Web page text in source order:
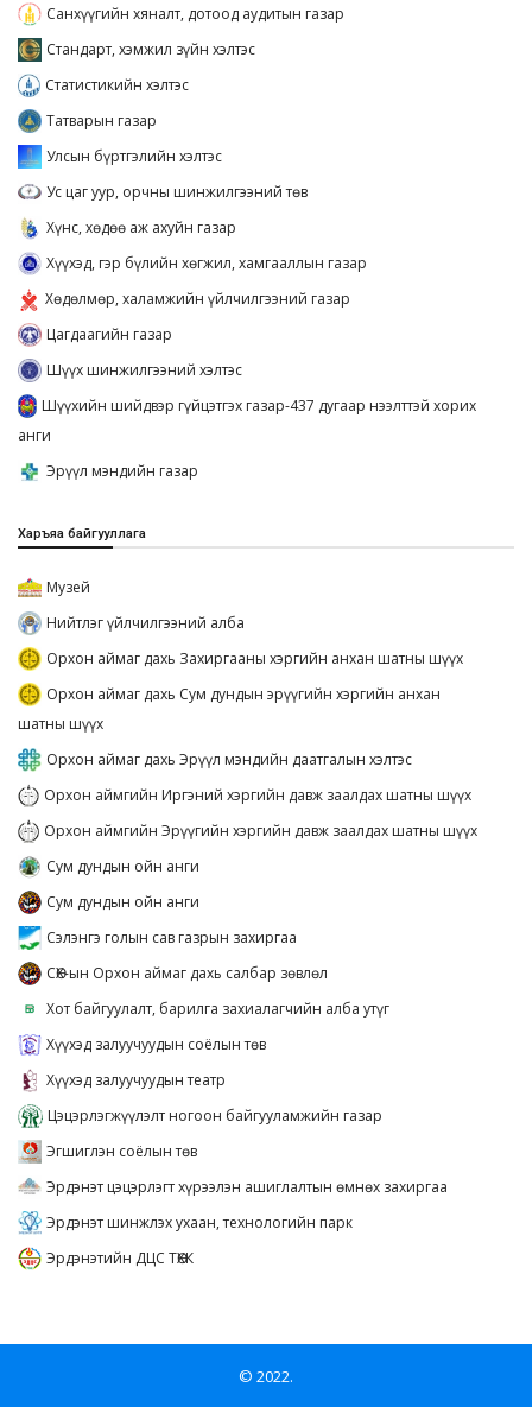
Санхүүгийн хяналт, дотоод аудитын газар
Стандарт, хэмжил зүйн хэлтэс
Статистикийн хэлтэс
Татварын газар
Улсын бүртгэлийн хэлтэс
Ус цаг уур, орчны шинжилгээний төв
Хүнс, хөдөө аж ахуйн газар
Хүүхэд, гэр бүлийн хөгжил, хамгааллын газар
Хөдөлмөр, халамжийн үйлчилгээний газар
Цагдаагийн газар
Шүүх шинжилгээний хэлтэс
Шүүхийн шийдвэр гүйцэтгэх газар-437 дугаар нээлттэй хорих
анги
Эрүүл мэндийн газар
Харъяа байгууллага
Музей
Нийтлэг үйлчилгээний алба
Орхон аймаг дахь Захиргааны хэргийн анхан шатны шүүх
Орхон аймаг дахь Сум дундын эрүүгийн хэргийн анхан
шатны шүүх
Орхон аймаг дахь Эрүүл мэндийн даатгалын хэлтэс
Орхон аймгийн Иргэний хэргийн давж заалдах шатны шүүх
Орхон аймгийн Эрүүгийн хэргийн давж заалдах шатны шүүх
Сум дундын ойн анги
Сум дундын ойн анги
Сэлэнгэ голын сав газрын захиргаа
СӨХ-ын Орхон аймаг дахь салбар зөвлөл
Хот байгуулалт, барилга захиалагчийн алба утүг
Хүүхэд залуучуудын соёлын төв
Хүүхэд залуучуудын театр
Цэцэрлэгжүүлэлт ногоон байгууламжийн газар
Эгшиглэн соёлын төв
Эрдэнэт цэцэрлэгт хүрээлэн ашиглалтын өмнөх захиргаа
Эрдэнэт шинжлэх ухаан, технологийн парк
Эрдэнэтийн ДЦС ТӨХК
© 2022.